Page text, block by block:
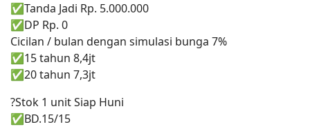
✅Tanda Jadi Rp. 5.000.000
✅DP Rp. 0
Cicilan / bulan dengan simulasi bunga 7%
✅15 tahun 8,4jt
✅20 tahun 7,3jt
?Stok 1 unit Siap Huni
✅BD.15/15